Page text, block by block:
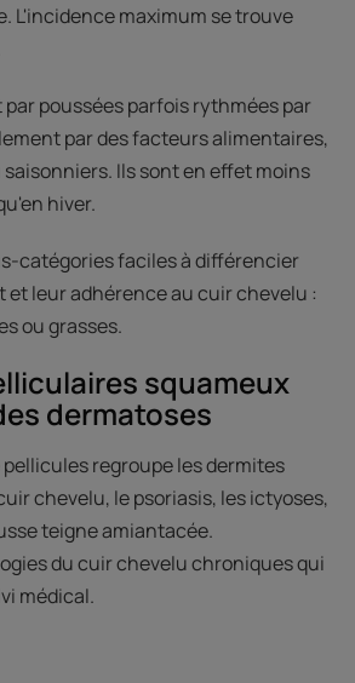
L'incidence maximum se trouve
poussées parfois rythmées par
par des facteurs alimentaires,
Ils sont en effet moins
hiver.
catégories faciles à différencier
et leur adhérence au cuir chevelu :
ou grasses.
squameux
dermatoses
regroupe les dermites
chevelu, le psoriasis, les ictyoses,
teigne amiantacée.
du cuir chevelu chroniques qui
médical.